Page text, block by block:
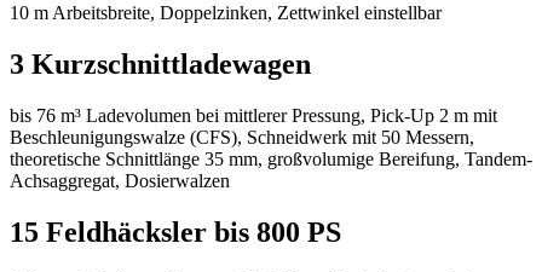
10 m Arbeitsbreite, Doppelzinken, Zettwinkel einstellbar
3 Kurzschnittladewagen
bis 76 m³ Ladevolumen bei mittlerer Pressung, Pick-Up 2 m mit
Beschleunigungswalze (CFS), Schneidwerk mit 50 Messern,
theoretische Schnittlänge 35 mm, großvolumige Bereifung, Tandem-
Achsaggregat, Dosierwalzen
15 Feldhäcksler bis 800 PS